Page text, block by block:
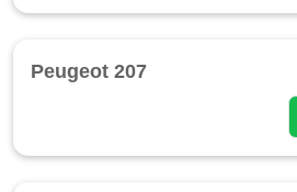
Peugeot 207